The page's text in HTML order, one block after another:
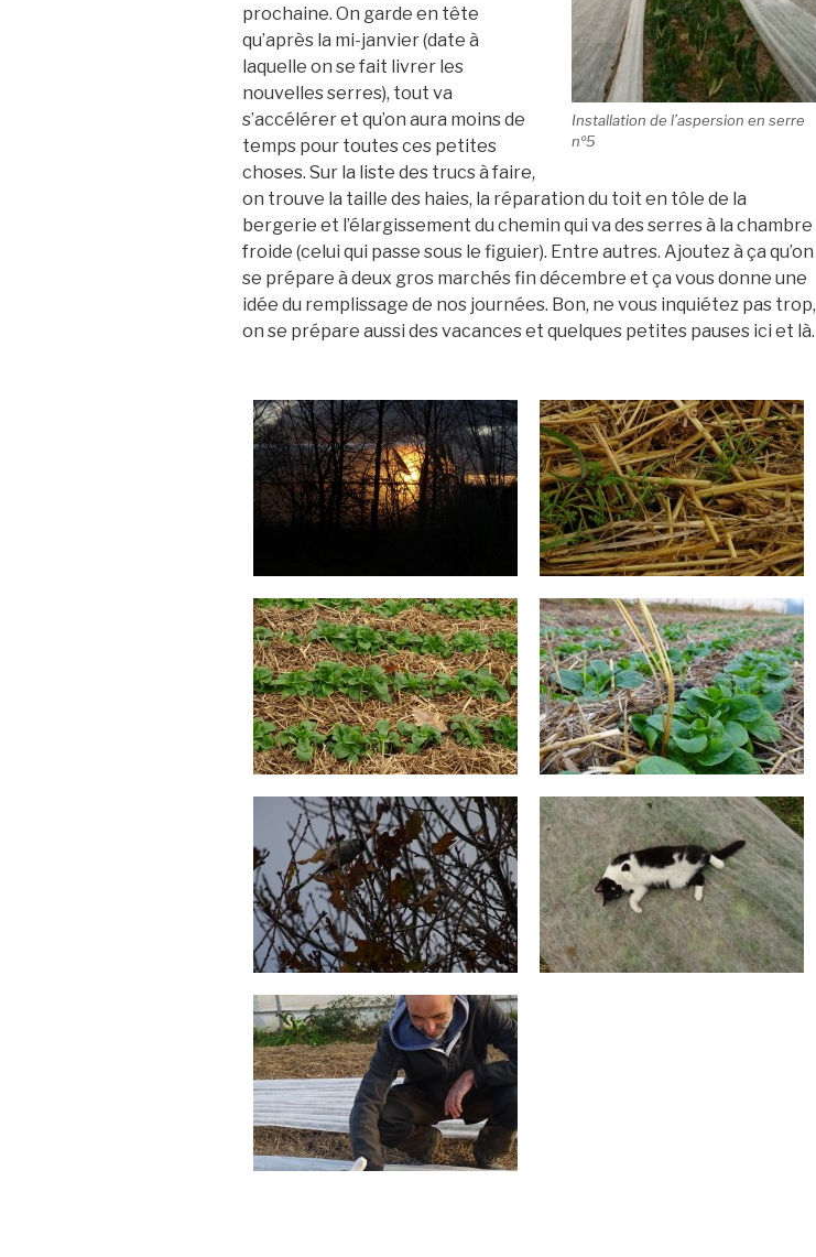
Installation de l’aspersion en serre
nº5
prochaine. On garde en tête
qu’après la mi-janvier (date à
laquelle on se fait livrer les
nouvelles serres), tout va
s’accélérer et qu’on aura moins de
temps pour toutes ces petites
choses. Sur la liste des trucs à faire,
on trouve la taille des haies, la réparation du toit en tôle de la
bergerie et l’élargissement du chemin qui va des serres à la chambre
froide (celui qui passe sous le figuier). Entre autres. Ajoutez à ça qu’on
se prépare à deux gros marchés fin décembre et ça vous donne une
idée du remplissage de nos journées. Bon, ne vous inquiétez pas trop,
on se prépare aussi des vacances et quelques petites pauses ici et là.